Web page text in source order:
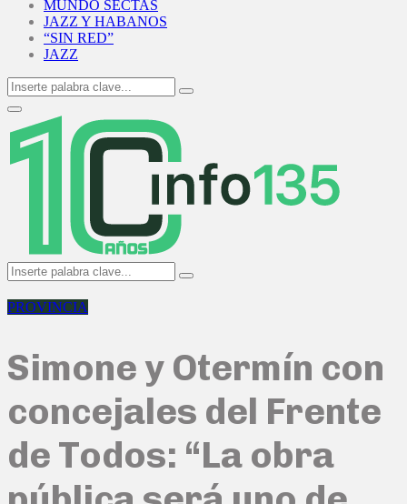
MUNDO SECTAS
JAZZ Y HABANOS
“SIN RED”
JAZZ
Search
for:
Search
Primary
Menu
Search
for:
Search
PROVINCIA
Simone y Otermín con
concejales del Frente
de Todos: “La obra